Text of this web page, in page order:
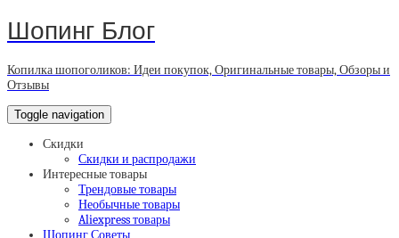
Шопинг Блог
Копилка шопоголиков: Идеи покупок, Оригинальные товары, Обзоры и
Отзывы
Toggle navigation
Скидки
Скидки и распродажи
Интересные товары
Трендовые товары
Необычные товары
Aliexpress товары
Шопинг Советы